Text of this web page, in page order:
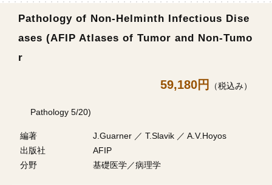
Pathology of Non-Helminth Infectious Dise
ases (AFIP Atlases of Tumor and Non-Tumo
r
59,180円 （税込み）
Pathology 5/20)
編著
J.Guarner ／ T.Slavik ／ A.V.Hoyos
出版社
AFIP
分野
基礎医学／病理学